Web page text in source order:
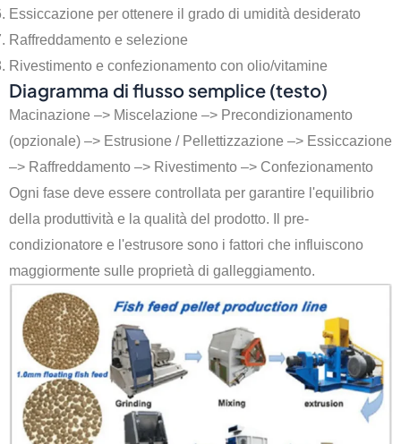
Essiccazione per ottenere il grado di umidità desiderato
Raffreddamento e selezione
Rivestimento e confezionamento con olio/vitamine
Diagramma di flusso semplice (testo)
Macinazione –> Miscelazione –> Precondizionamento
(opzionale) –> Estrusione / Pellettizzazione –> Essiccazione
–> Raffreddamento –> Rivestimento –> Confezionamento
Ogni fase deve essere controllata per garantire l'equilibrio
della produttività e la qualità del prodotto. Il pre-
condizionatore e l'estrusore sono i fattori che influiscono
maggiormente sulle proprietà di galleggiamento.